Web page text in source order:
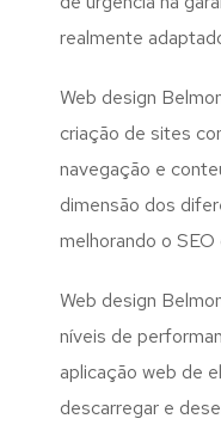
realmente
Web design
criação de sites
navegação e
dimensão dos
melhorando o SEO
Web design
níveis de
aplicação web de
descarregar e